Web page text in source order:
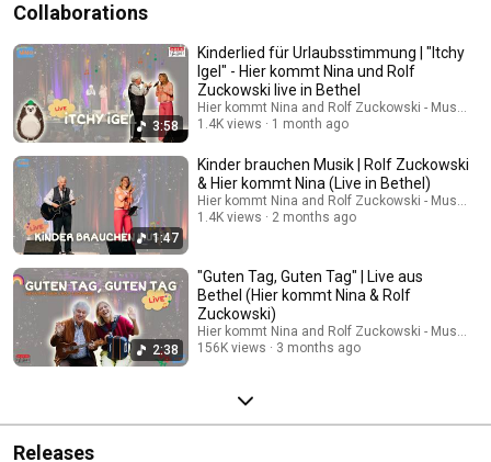
Collaborations
3:58
Kinderlied für Urlaubsstimmung | "Itchy
Igel" - Hier kommt Nina und Rolf
Zuckowski live in Bethel
Hier kommt Nina and Rolf Zuckowski - Musik für
1.4K views
1 month ago
1:47
Kinder brauchen Musik | Rolf Zuckowski
& Hier kommt Nina (Live in Bethel)
Hier kommt Nina and Rolf Zuckowski - Musik für
1.4K views
2 months ago
2:38
"Guten Tag, Guten Tag" | Live aus
Bethel (Hier kommt Nina & Rolf
Zuckowski)
Hier kommt Nina and Rolf Zuckowski - Musik für
156K views
3 months ago
Releases